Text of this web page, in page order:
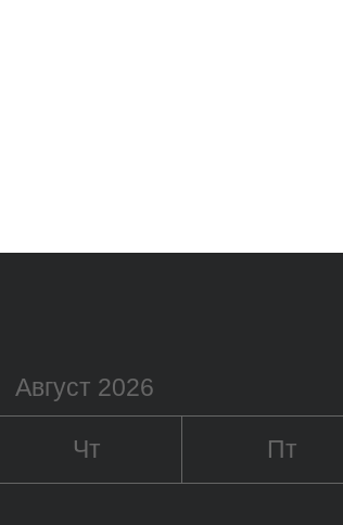
Август 2026
Чт Пт